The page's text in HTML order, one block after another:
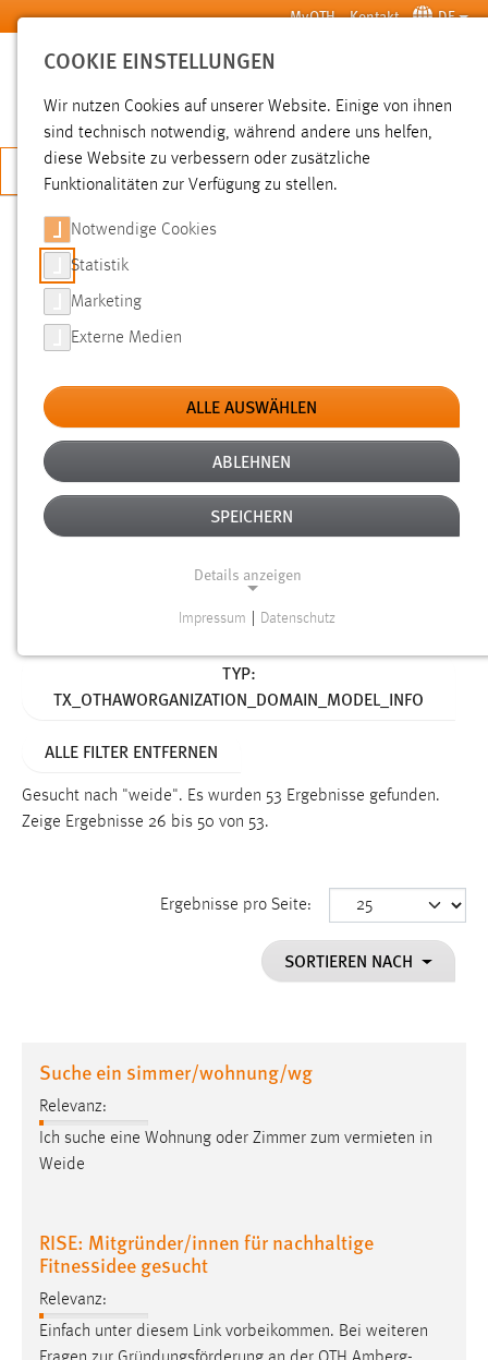
Zum Hauptinhalt springen MyOTH Kontakt DE
SUCHE
JETZT BEWERBEN
SUCHE
FILTER
Typ
Erstellungsdatum
Alter
TYP:
TX_OTHAWORGANIZATION_DOMAIN_MODEL_INFO
ALLE FILTER ENTFERNEN
Gesucht nach "weide". Es wurden 53 Ergebnisse gefunden.
Zeige Ergebnisse 26 bis 50 von 53.
Ergebnisse pro Seite:
SORTIEREN NACH
Suche ein simmer/wohnung/wg
Relevanz:
Ich suche eine Wohnung oder Zimmer zum vermieten in
Weide
RISE: Mitgründer/innen für nachhaltige
Fitnessidee gesucht
Relevanz:
Einfach unter diesem Link vorbeikommen. Bei weiteren
COOKIE EINSTELLUNGEN
Wir nutzen Cookies auf unserer Website. Einige von ihnen
sind technisch notwendig, während andere uns helfen,
diese Website zu verbessern oder zusätzliche
Funktionalitäten zur Verfügung zu stellen.
Notwendige Cookies
Statistik
Marketing
Externe Medien
ALLE AUSWÄHLEN
ABLEHNEN
SPEICHERN
Details anzeigen
Notwendige Cookies ermöglichen grundlegende
Funktionen und sind für die einwandfreie Funktion der
Name:
Dieser Cookie speichert die ausgewählten Einverständnis-
Performance
Name:
staticfilecache
Zweck:
Sprachpräferenz
Name:
Impressum Datenschutz